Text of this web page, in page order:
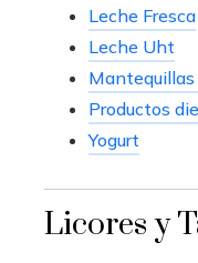
Leche Fresca
Leche Uht
Productos
Yogurt
Licores y